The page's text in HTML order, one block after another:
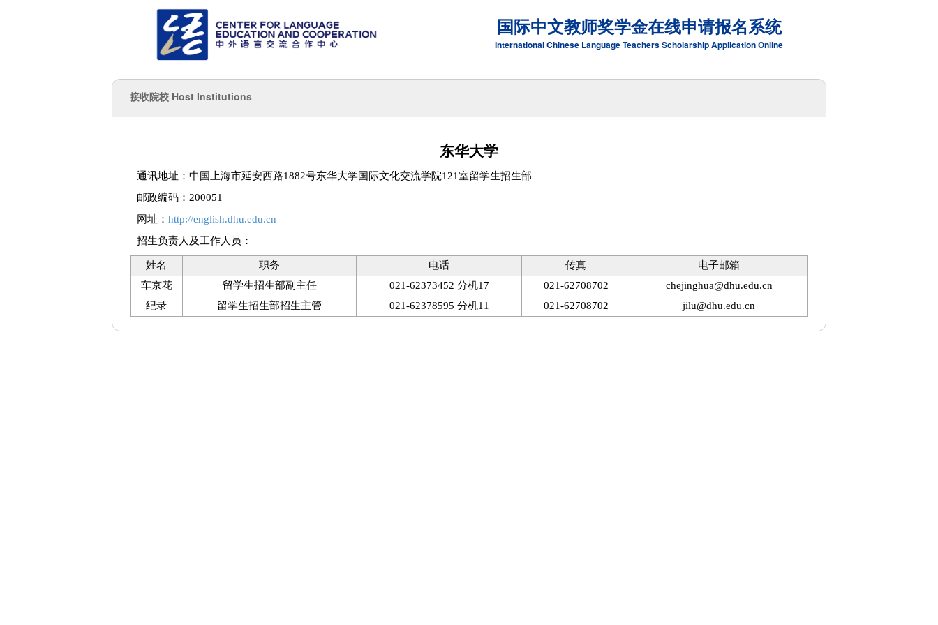
国际中文教师奖学金在线申请报名系统
International Chinese Language Teachers Scholarship Application Online
接收院校 Host Institutions
东华大学
通讯地址：中国上海市延安西路1882号东华大学国际文化交流学院121室留学生招生部
邮政编码：200051
网址： http://english.dhu.edu.cn
招生负责人及工作人员：
姓名 职务 电话 传真
电子邮箱
车京花
留学生招生部副主任 021-62373452 分机17 021-62708702
chejinghua@dhu.edu.cn
纪录
留学生招生部招生主管 021-62378595 分机11 021-62708702 jilu@dhu.edu.cn